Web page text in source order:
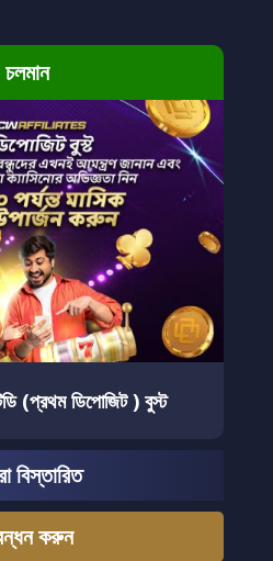
চলমান
(প্রথম ডিপোজিট ) বুস্ট
বিস্তারিত
করুন